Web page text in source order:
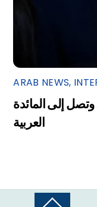
ARAB NEWS,
إلى المائدة
العربية